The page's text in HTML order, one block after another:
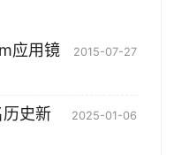
应用镜
2015-07-27
史新
2025-01-06